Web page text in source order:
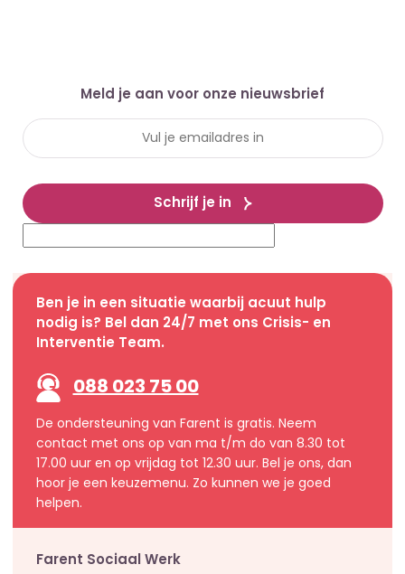
Meld je aan voor onze nieuwsbrief
Schrijf je in
Ben je in een situatie waarbij acuut hulp
nodig is? Bel dan 24/7 met ons Crisis- en
Interventie Team.
088 023 75 00
De ondersteuning van Farent is gratis. Neem
contact met ons op van ma t/m do van 8.30 tot
17.00 uur en op vrijdag tot 12.30 uur. Bel je ons, dan
hoor je een keuzemenu. Zo kunnen we je goed
helpen.
Farent Sociaal Werk